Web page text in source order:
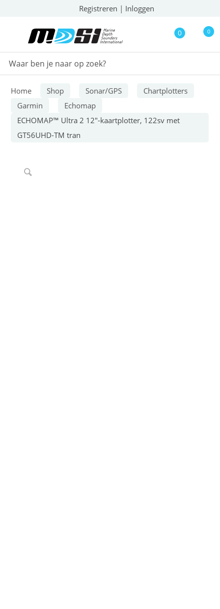
Registreren | Inloggen
0 0
Home Shop Sonar/GPS
Chartplotters
Garmin
Echomap
ECHOMAP™ Ultra 2 12″-kaartplotter, 122sv met
GT56UHD-TM tran